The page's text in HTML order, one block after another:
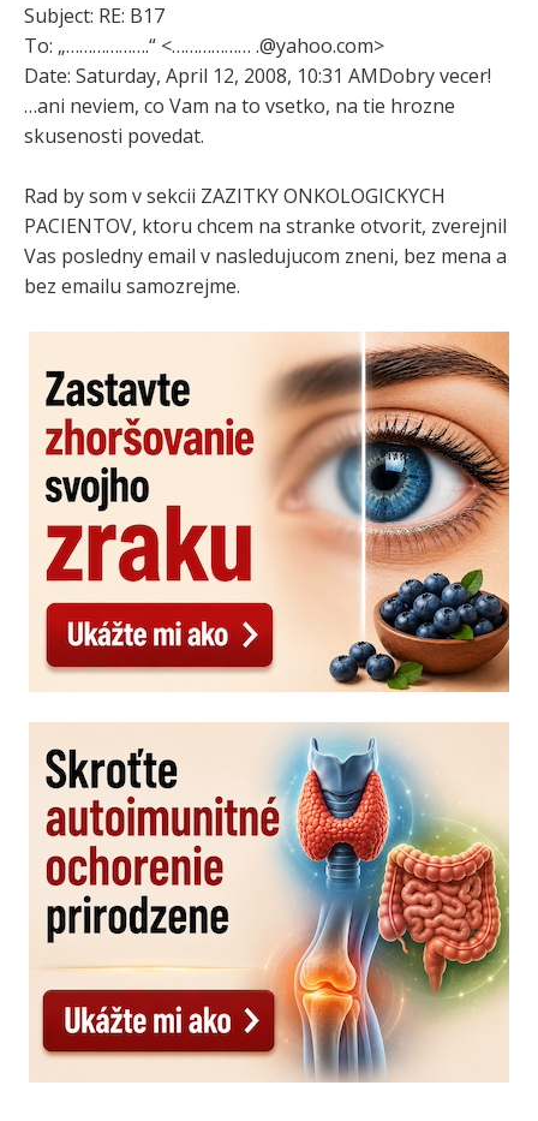
Subject: RE: B17
To: „……………….“ <……………… .@yahoo.com>
Date: Saturday, April 12, 2008, 10:31 AMDobry vecer!
…ani neviem, co Vam na to vsetko, na tie hrozne
skusenosti povedat.
Rad by som v sekcii ZAZITKY ONKOLOGICKYCH
PACIENTOV, ktoru chcem na stranke otvorit, zverejnil
Vas posledny email v nasledujucom zneni, bez mena a
bez emailu samozrejme.